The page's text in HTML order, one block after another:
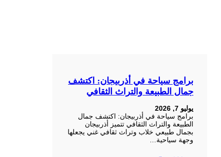
برامج سياحة في أذربيجان: اكتشف
جمال الطبيعة والتراث الثقافي
يوليو 7, 2026
برامج سياحة في أذربيجان: اكتشف جمال
الطبيعة والتراث الثقافي تتميز أذربيجان
بجمال طبيعي خلاب وتراث ثقافي غني يجعلها
وجهة سياحية…